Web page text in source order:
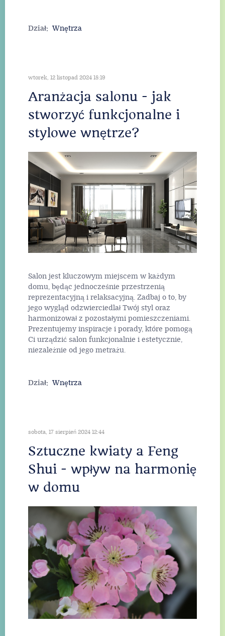
Dział: Wnętrza
wtorek, 12 listopad 2024 18:19
Aranżacja salonu - jak
stworzyć funkcjonalne i
stylowe wnętrze?
Salon jest kluczowym miejscem w każdym
domu, będąc jednocześnie przestrzenią
reprezentacyjną i relaksacyjną. Zadbaj o to, by
jego wygląd odzwierciedlał Twój styl oraz
harmonizował z pozostałymi pomieszczeniami.
Prezentujemy inspiracje i porady, które pomogą
Ci urządzić salon funkcjonalnie i estetycznie,
niezależnie od jego metrażu.
Dział: Wnętrza
sobota, 17 sierpień 2024 12:44
Sztuczne kwiaty a Feng
Shui - wpływ na harmonię
w domu